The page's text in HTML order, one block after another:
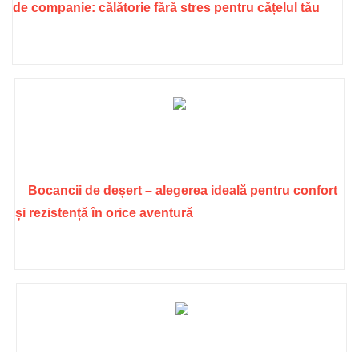
de companie: călătorie fără stres pentru cățelul tău
Bocancii de deșert – alegerea ideală pentru confort
și rezistență în orice aventură